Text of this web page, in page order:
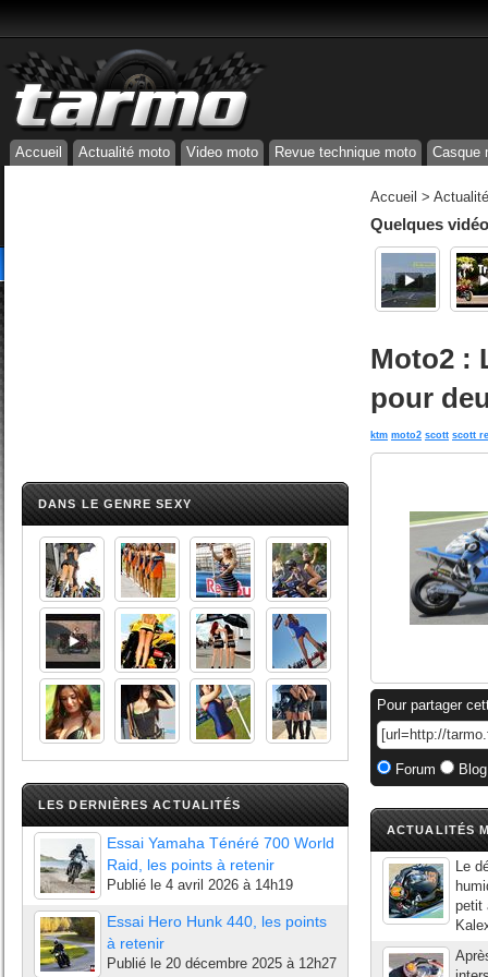
Accueil Actualité moto Video moto Revue technique moto Casque
DANS LE GENRE SEXY
LES DERNIÈRES ACTUALITÉS
Essai Yamaha Ténéré 700 World
Raid, les points à retenir
Publié le 4 avril 2026 à 14h19
Essai Hero Hunk 440, les points
à retenir
Publié le 20 décembre 2025 à 12h27
Accueil >
Quelques
Moto2 :
pour
ktm moto2 scott scott
Pour partager
Forum
ACTUALITÉS
Le
petit